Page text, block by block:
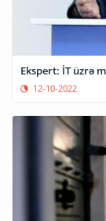
Ekspert: İT üzrə
12-10-2022